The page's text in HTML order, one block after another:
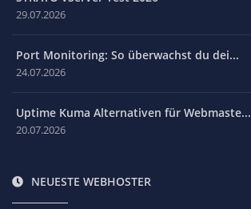
29.07.2026
Port Monitoring: So überwachst du dei...
24.07.2026
Uptime Kuma Alternativen für Webmaste...
20.07.2026
NEUESTE WEBHOSTER